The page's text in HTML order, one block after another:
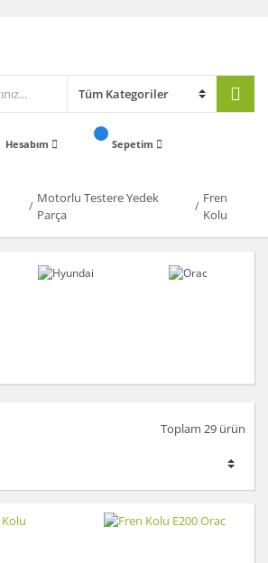
Hesabım Sepetim
Motorlu Testere Yedek
Parça
Fren
Kolu
Toplam 29 ürün